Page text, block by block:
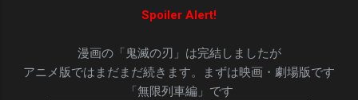
Spoiler Alert!
漫画の「鬼滅の刃」は完結しましたが
アニメ版ではまだまだ続きます。まずは映画・劇場版です
「無限列車編」です